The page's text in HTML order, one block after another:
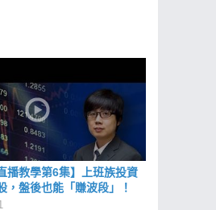
播教學第6集】上班族投資
，盤後也能「賺波段」！